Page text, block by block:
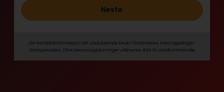
Neste
Din kontaktinformasjon blir utelukkende brukt i forbindelse med oppdrags­
forespørselen. Dine person­­opplysninger utleveres ikke til uvedkommende.